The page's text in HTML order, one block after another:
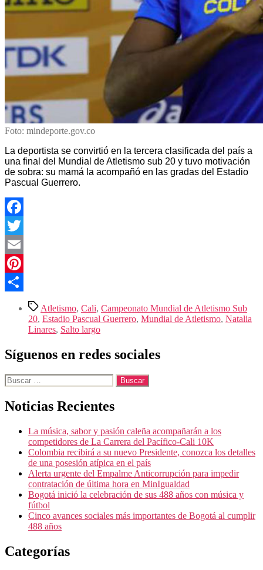
Foto: mindeporte.gov.co
La deportista se convirtió en la tercera clasificada del país a
una final del Mundial de Atletismo sub 20 y tuvo motivación
de sobra: su mamá la acompañó en las gradas del Estadio
Pascual Guerrero.
Facebook
Twitter
Email
Pinterest
CompartirEtiquetas
Atletismo, Cali, Campeonato Mundial de Atletismo Sub
20, Estadio Pascual Guerrero, Mundial de Atletismo, Natalia
Linares, Salto largo
Síguenos en redes sociales
Buscar:
Noticias Recientes
La música, sabor y pasión caleña acompañarán a los
competidores de La Carrera del Pacífico-Cali 10K
Colombia recibirá a su nuevo Presidente, conozca los detalles
de una posesión atípica en el país
Alerta urgente del Empalme Anticorrupción para impedir
contratación de última hora en MinIgualdad
Bogotá inició la celebración de sus 488 años con música y
fútbol
Cinco avances sociales más importantes de Bogotá al cumplir
488 años
Categorías